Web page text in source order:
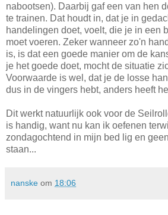
nabootsen). Daarbij gaf een van hen
te trainen. Dat houdt in, dat je in
handelingen doet, voelt, die je in een
moet voeren. Zeker wanneer zo'n
is, is dat een goede manier om de
je het goede doet, mocht de situatie
Voorwaarde is wel, dat je de losse
dus in de vingers hebt, anders heeft
Dit werkt natuurlijk ook voor de
is handig, want nu kan ik oefenen
zondagochtend in mijn bed lig en
staan...
nanske om 18:06